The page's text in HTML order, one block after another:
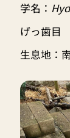
学名：
げっ歯目
生息地：